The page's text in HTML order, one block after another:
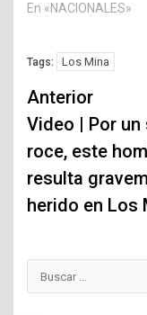
En «NACIONALES»
Tags: Los Mina
de
entradas
Anterior
Video | Por un
roce, este
resulta
herido en Los
Buscar: